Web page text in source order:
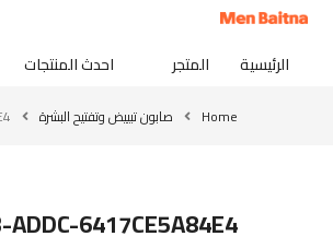
الرئيسية المتجر احدث المنتجات
Home صابون تبييض وتفتيح البشرة
6417CE5A84E4